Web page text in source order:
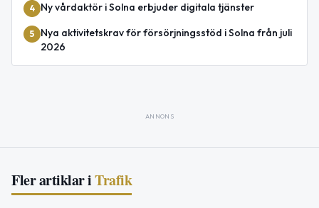
4 Ny vårdaktör i Solna erbjuder digitala tjänster
5
Nya aktivitetskrav för försörjningsstöd i Solna från juli
2026
ANNONS
Fler artiklar iTrafik